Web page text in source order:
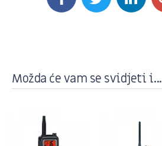
Možda će vam se svidjeti i...